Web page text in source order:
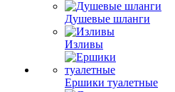
Душевые шланги
Изливы
Ершики туалетные